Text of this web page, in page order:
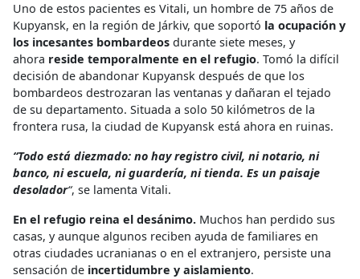
Uno de estos pacientes es Vitali, un hombre de 75 años de
Kupyansk, en la región de Járkiv, que soportó la ocupación y
los incesantes bombardeos durante siete meses, y
ahora reside temporalmente en el refugio. Tomó la difícil
decisión de abandonar Kupyansk después de que los
bombardeos destrozaran las ventanas y dañaran el tejado
de su departamento. Situada a solo 50 kilómetros de la
frontera rusa, la ciudad de Kupyansk está ahora en ruinas.
“Todo está diezmado: no hay registro civil, ni notario, ni
banco, ni escuela, ni guardería, ni tienda. Es un paisaje
desolador“, se lamenta Vitali.
En el refugio reina el desánimo. Muchos han perdido sus
casas, y aunque algunos reciben ayuda de familiares en
otras ciudades ucranianas o en el extranjero, persiste una
sensación de incertidumbre y aislamiento.